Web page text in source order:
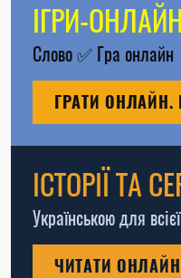
ІГРИ-ОНЛАЙН
Слово✅ Гра онлайн
ГРАТИ ОНЛАЙН.
ІСТОРІЇ ТА
Українською для
ЧИТАТИ ОНЛАЙН